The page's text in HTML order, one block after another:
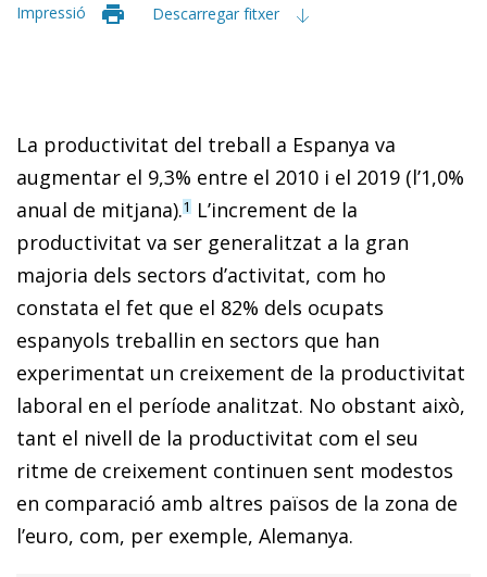
Impressió Descarregar fitxer
La productivitat del treball a Espanya va
augmentar el 9,3% entre el 2010 i el 2019 (l’1,0%
anual de mitjana).1 L’increment de la
productivitat va ser generalitzat a la gran
majoria dels sectors d’activitat, com ho
constata el fet que el 82% dels ocupats
espanyols treballin en sectors que han
experimentat un creixement de la productivitat
laboral en el període analitzat. No obstant això,
tant el nivell de la productivitat com el seu
ritme de creixement continuen sent modestos
en comparació amb altres països de la zona de
l’euro, com, per exemple, Alemanya.